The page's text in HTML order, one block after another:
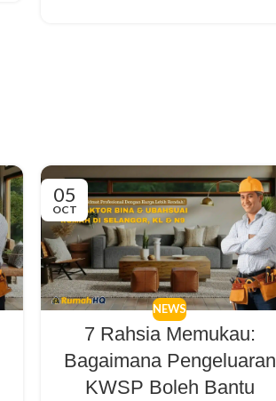
05
OCT
NEWS
7 Rahsia Memukau:
Bagaimana Pengeluaran
KWSP Boleh Bantu